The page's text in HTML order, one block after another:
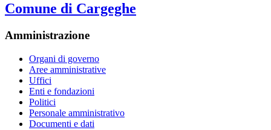
Comune di Cargeghe
Amministrazione
Organi di governo
Aree amministrative
Uffici
Enti e fondazioni
Politici
Personale amministrativo
Documenti e dati